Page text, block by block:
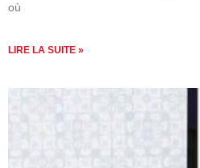
où
LIRE LA SUITE »